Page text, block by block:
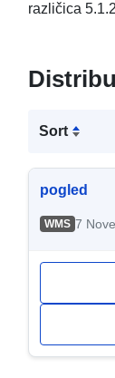
različica 5.1.2
Sort
pogled
WMS 7